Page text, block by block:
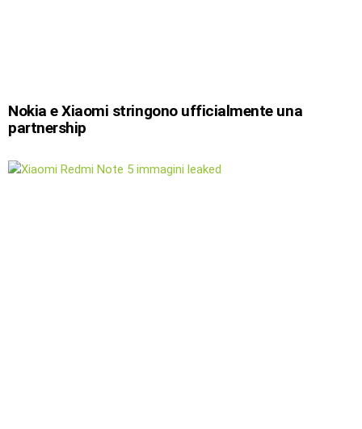
Nokia e Xiaomi stringono ufficialmente una
partnership